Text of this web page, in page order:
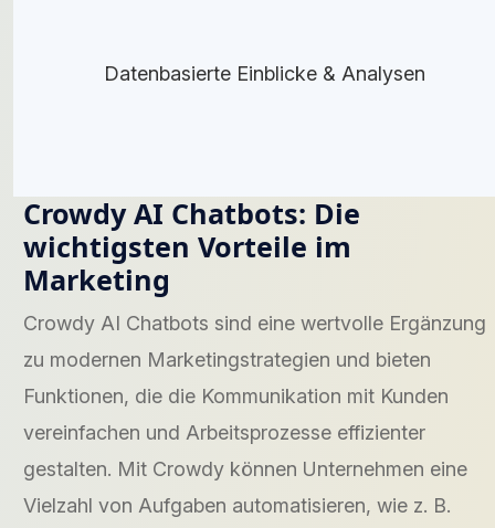
Datenbasierte Einblicke & Analysen
Crowdy AI Chatbots: Die
wichtigsten Vorteile im
Marketing
Crowdy AI Chatbots sind eine wertvolle Ergänzung
zu modernen Marketingstrategien und bieten
Funktionen, die die Kommunikation mit Kunden
vereinfachen und Arbeitsprozesse effizienter
gestalten. Mit Crowdy können Unternehmen eine
Vielzahl von Aufgaben automatisieren, wie z. B.